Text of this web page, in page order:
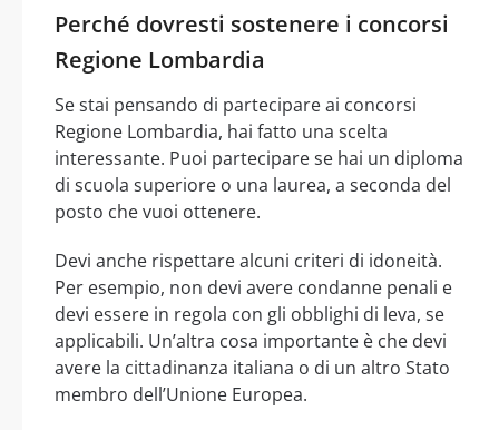
Perché dovresti sostenere i concorsi
Regione Lombardia
Se stai pensando di partecipare ai concorsi
Regione Lombardia, hai fatto una scelta
interessante. Puoi partecipare se hai un diploma
di scuola superiore o una laurea, a seconda del
posto che vuoi ottenere.
Devi anche rispettare alcuni criteri di idoneità.
Per esempio, non devi avere condanne penali e
devi essere in regola con gli obblighi di leva, se
applicabili. Un’altra cosa importante è che devi
avere la cittadinanza italiana o di un altro Stato
membro dell’Unione Europea.